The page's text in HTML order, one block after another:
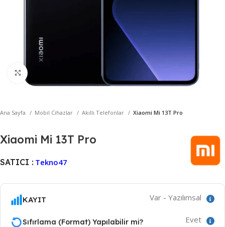
Ana Sayfa Mobil Cihazlar Akıllı Telefonlar Xiaomi Mi 13T Pro
Xiaomi Mi 13T Pro
SATICI : Tekno47
KAYIT Var - Yazılımsal
Sıfırlama (Format) Yapılabilir mi? Evet